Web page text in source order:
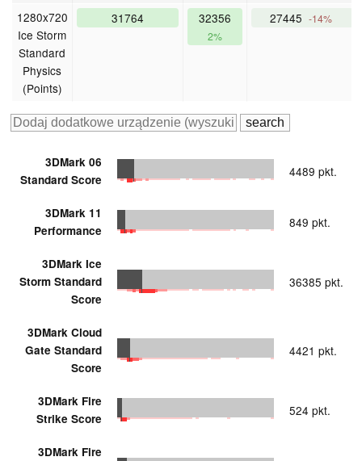
1280x720
Ice Storm
Standard
Physics
(Points)
31764 32356
2%
27445 -14%
3DMark 06
Standard Score
4489 pkt.
3DMark 11
Performance
849 pkt.
3DMark Ice
Storm Standard
Score
36385 pkt.
3DMark Cloud
Gate Standard
Score
4421 pkt.
3DMark Fire
Strike Score
524 pkt.
3DMark Fire